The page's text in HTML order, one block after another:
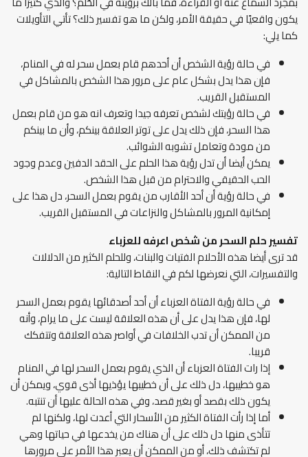
يكون واقعيًا في حقيقة الأمر، ولكن ما هو تفسير ذلك؟ تأتي التأويلات
كما يلي:
في حالة رؤية الشخص أن أحدهم قام بعمل سحر له في المنام،
فإن هذا يدل بشكل عام على مرور هذا الشخص بالمشاكل في
المستقبل القريب.
في حالة رؤيتك لشخص تعرفه جيدا وتعرف انه هو من قام بعمل
هذا السحر، فإن ذلك يدل على توتر العلاقة بينكم، وأن ما بينكم
من مودة وتعامل تشوبه الشوائب.
يمكن أيضا أن تدل رؤية هذا الحلم على الحقد الدفين وعدم وجود
الحب الحقيقي والاحترام من قبل هذا الشخص.
في حالة رؤية أن أحد الأقارب من يقوم بعمل السحر، دل هذا على
إمكانية المرور بالمشاكل والنزاعات في المستقبل القريب.
تفسير حلم السحر من شخص اعرفهللعزباء
قد ترى أيضا هذه الأحلام الفتيات والبنات، وللحلم الكثير من الدلالات
والتفسيرات، التي نعرضها لكم في النقاط التالية:
في حالة رؤية الفتاة العزباء أن أحد أصدقائها يقوم بعمل السحر
لها، فإن هذا يدل على أن هذه العلاقة ليست على ما يرام، وأنه
من الممكن أن تدب الخلافات في أواصر هذه العلاقة وتتفكك
قريبا.
إذا رات الفتاة العزباء أن الذي يقوم بعمل السحر لها في المنام
هو خطيبها، دل ذلك على أن خطيبها يؤذيها أذى قوي، ويمكن أن
يكون ذلك بقصد أو بغير قصد، وفي هذه الحالة عليها أن تنتبه.
أما إذا رأت الفتاة الكثير من الأسحار التي أعدت لها، ولكنها لم
تتأذى منها دل ذلك على أن هناك من يخدعها في حياتها وهي
لم تكتشف ذلك، أو من الممكن أن يعبر هذا الأمر على مرورها